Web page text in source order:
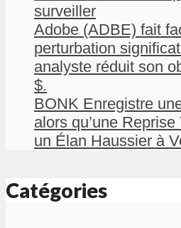
surveiller
Adobe (ADBE) fait
perturbation
analyste réduit son
$.
BONK Enregistre
alors qu’une
un Élan Haussier à
Catégories